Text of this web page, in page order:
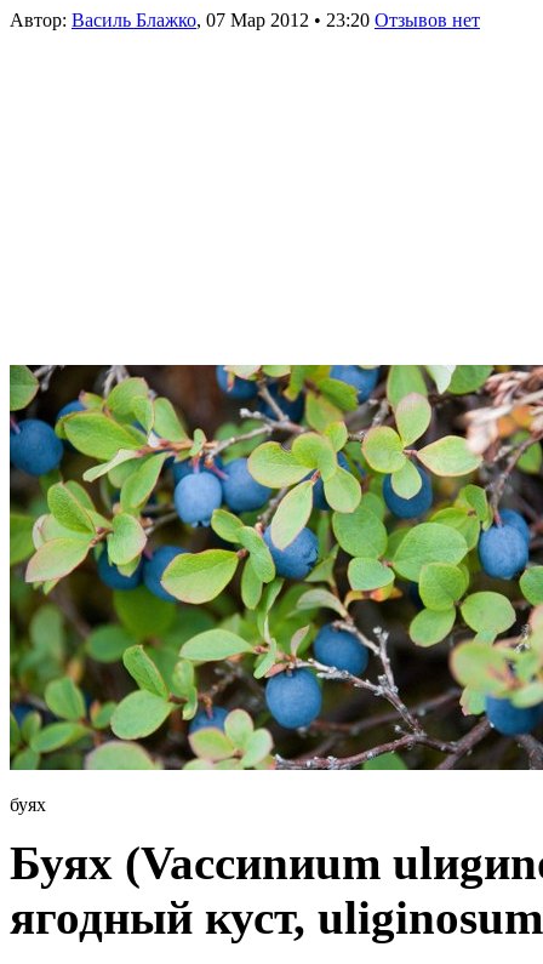
Автор: Василь Блажко, 07 Мар 2012 • 23:20 Отзывов нет
буях
Буях (Vaccиnиum
ягодный куст,